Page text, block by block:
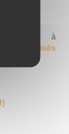
à
Médicalisés